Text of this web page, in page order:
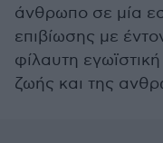
άνθρωπο σε μία
επιβίωσης με
φίλαυτη
ζωής και της